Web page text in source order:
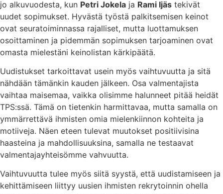
jo alkuvuodesta, kun Petri Jokela ja Rami Ijäs tekivät
uudet sopimukset. Hyvästä työstä palkitsemisen keinot
ovat seuratoiminnassa rajalliset, mutta luottamuksen
osoittaminen ja pidemmän sopimuksen tarjoaminen ovat
omasta mielestäni keinolistan kärkipäätä.
Uudistukset tarkoittavat usein myös vaihtuvuutta ja sitä
nähdään tämänkin kauden jälkeen. Osa valmentajista
vaihtaa maisemaa, vaikka olisimme halunneet pitää heidät
TPS:ssä. Tämä on tietenkin harmittavaa, mutta samalla on
ymmärrettävä ihmisten omia mielenkiinnon kohteita ja
motiiveja. Näen eteen tulevat muutokset positiivisina
haasteina ja mahdollisuuksina, samalla ne testaavat
valmentajayhteisömme vahvuutta.
Vaihtuvuutta tulee myös siitä syystä, että uudistamiseen ja
kehittämiseen liittyy uusien ihmisten rekrytoinnin ohella